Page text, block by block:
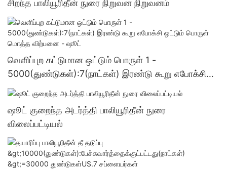
சிறந்த பாலியூரிதீன் நுரை நிறுவன நிறுவனம்
வெளிப்புற கட்டுமான ஒட்டும் பொருள் 1 -
5000(துண்டுகள்):7(நாட்கள்) இரண்டு கூறு எபோக்சி
ஒட்டும் பொருள் மொத்த விற்பனை - ஷூட்
ஷூட் குறைந்த அடர்த்தி பாலியூரிதீன் நுரை
விலைப்பட்டியல்